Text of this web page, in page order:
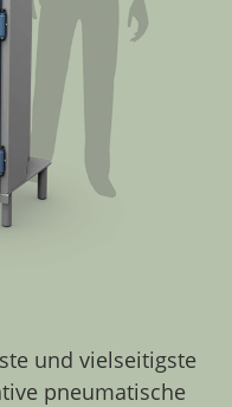
und vielseitigste
pneumatische